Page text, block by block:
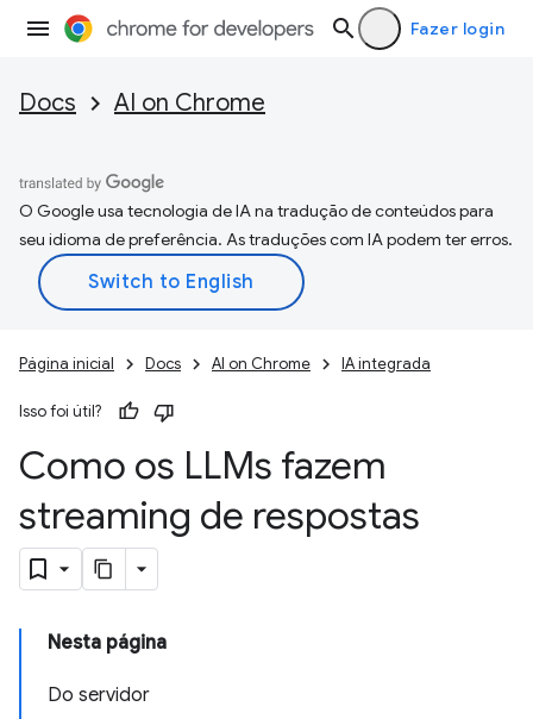
Fazer login
Docs AI on Chrome
O Google usa tecnologia de IA na tradução de conteúdos para
seu idioma de preferência. As traduções com IA podem ter erros.
Página inicial Docs AI on Chrome IA integrada
Isso foi útil?
Como os LLMs fazem
streaming de respostas
Nesta página
Do servidor